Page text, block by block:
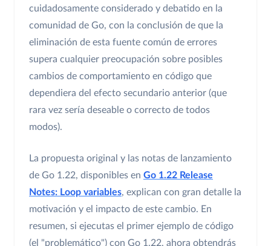
cuidadosamente considerado y debatido en la
comunidad de Go, con la conclusión de que la
eliminación de esta fuente común de errores
supera cualquier preocupación sobre posibles
cambios de comportamiento en código que
dependiera del efecto secundario anterior (que
rara vez sería deseable o correcto de todos
modos).
La propuesta original y las notas de lanzamiento
de Go 1.22, disponibles en Go 1.22 Release
Notes: Loop variables, explican con gran detalle la
motivación y el impacto de este cambio. En
resumen, si ejecutas el primer ejemplo de código
(el "problemático") con Go 1.22, ahora obtendrás